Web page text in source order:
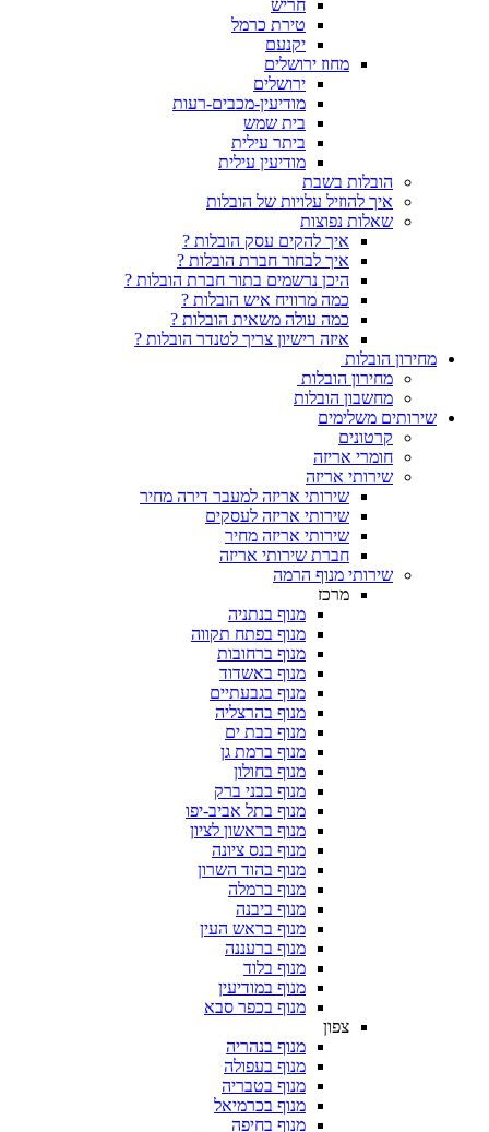
חריש
טירת כרמל
יקנעם
מחוז ירושלים
ירושלים
מודיעין-מכבים-רעות
בית שמש
ביתר עילית
מודיעין עילית
הובלות בשבת
איך להוזיל עלויות של הובלות
שאלות נפוצות
איך להקים עסק הובלות ?
איך לבחור חברת הובלות ?
היכן נרשמים בתור חברת הובלות ?
כמה מרוויח איש הובלות ?
כמה עולה משאית הובלות ?
איזה רישיון צריך לטנדר הובלות ?
מחירון הובלות
מחירון הובלות
מחשבון הובלות
שירותים משלימים
קרטונים
חומרי אריזה
שירותי אריזה
שירותי אריזה למעבר דירה מחיר
שירותי אריזה לעסקים
שירותי אריזה מחיר
חברת שירותי אריזה
שירותי מנוף הרמה
מרכז
מנוף בנתניה
מנוף בפתח תקווה
מנוף ברחובות
מנוף באשדוד
מנוף בגבעתיים
מנוף בהרצליה
מנוף בבת ים
מנוף ברמת גן
מנוף בחולון
מנוף בבני ברק
מנוף בתל אביב-יפו
מנוף בראשון לציון
מנוף בנס ציונה
מנוף בהוד השרון
מנוף ברמלה
מנוף ביבנה
מנוף בראש העין
מנוף ברעננה
מנוף בלוד
מנוף במודיעין
מנוף בכפר סבא
צפון
מנוף בנהריה
מנוף בעפולה
מנוף בטבריה
מנוף בכרמיאל
מנוף בחיפה